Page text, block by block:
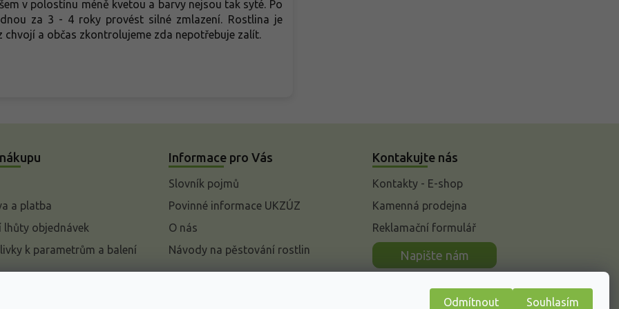
Odmítnout Souhlasím
v polostínu méně kvetou a barvy nejsou tak syté. Po
za 3 - 4 roky provést silné zmlazení. Rostlina je
a občas zkontrolujeme zda nepotřebuje zalít.
a platba
lhůty objednávek
k parametrům a balení
Informace pro Vás
Slovník pojmů
Povinné informace UKZÚZ
O nás
Návody na pěstování rostlin
Kontakujte nás
Kontakty - E-shop
Kamenná prodejna
Reklamační formulář
Napište nám